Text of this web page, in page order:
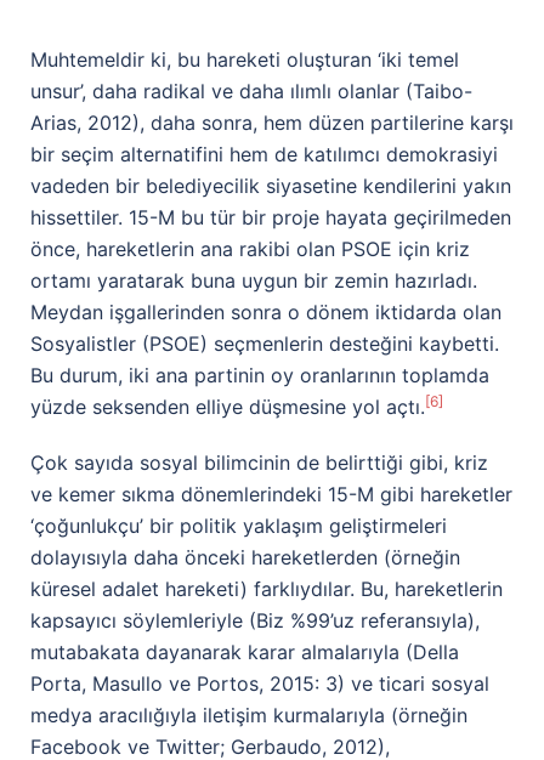
Muhtemeldir ki, bu hareketi oluşturan ‘iki temel
unsur’, daha radikal ve daha ılımlı olanlar (Taibo-
Arias, 2012), daha sonra, hem düzen partilerine karşı
bir seçim alternatifini hem de katılımcı demokrasiyi
vadeden bir belediyecilik siyasetine kendilerini yakın
hissettiler. 15-M bu tür bir proje hayata geçirilmeden
önce, hareketlerin ana rakibi olan PSOE için kriz
ortamı yaratarak buna uygun bir zemin hazırladı.
Meydan işgallerinden sonra o dönem iktidarda olan
Sosyalistler (PSOE) seçmenlerin desteğini kaybetti.
Bu durum, iki ana partinin oy oranlarının toplamda
yüzde seksenden elliye düşmesine yol açtı. [6]
Çok sayıda sosyal bilimcinin de belirttiği gibi, kriz
ve kemer sıkma dönemlerindeki 15-M gibi hareketler
‘çoğunlukçu’ bir politik yaklaşım geliştirmeleri
dolayısıyla daha önceki hareketlerden (örneğin
küresel adalet hareketi) farklıydılar. Bu, hareketlerin
kapsayıcı söylemleriyle (Biz %99’uz referansıyla),
mutabakata dayanarak karar almalarıyla (Della
Porta, Masullo ve Portos, 2015: 3) ve ticari sosyal
medya aracılığıyla iletişim kurmalarıyla (örneğin
Facebook ve Twitter; Gerbaudo, 2012),